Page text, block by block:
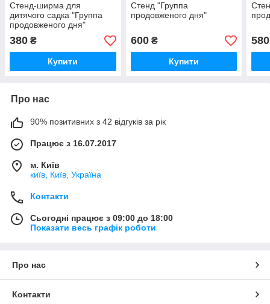
Стенд-ширма для
дитячого садка "Группа
продовженого дня"
380 ₴
Купити
Стенд "Группа
продовженого дня"
600₴
Купити
580
Про нас
90% позитивних з 42 відгуків за рік
Працює з 16.07.2017
м. Київ
київ, Київ, Україна
Контакти
Сьогодні працює з 09:00 до 18:00
Показати весь графік роботи
Про нас
Контакти